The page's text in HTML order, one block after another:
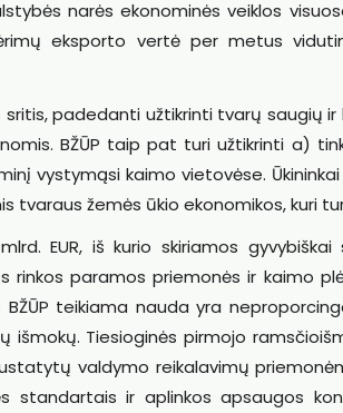
narės ekonominės veiklos
eksporto vertė per metus
sritis, padedanti užtikrinti tvarų saugių
BŽŪP taip pat turi užtikrinti a)
vystymąsi kaimo vietovėse.
tvaraus žemės ūkio ekonomikos, kuri
EUR, iš kurio skiriamos
rinkos paramos priemonės ir kaimo
teikiama nauda yra
išmokų. Tiesioginės pirmojo
valdymo reikalavimų
standartais ir aplinkos apsaugos